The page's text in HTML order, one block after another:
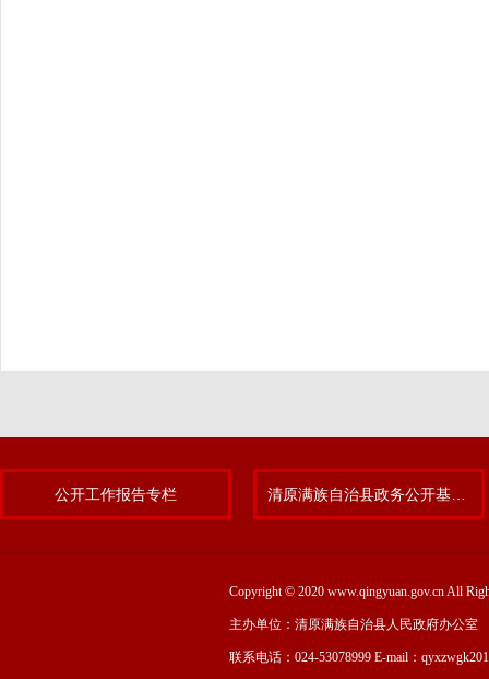
公开工作报告专栏
Copyright © 2020 www.qingyuan.gov.cn All
主办单位：清原满族自治县人民政府办公室
联系电话：024-53078999 E-mail：